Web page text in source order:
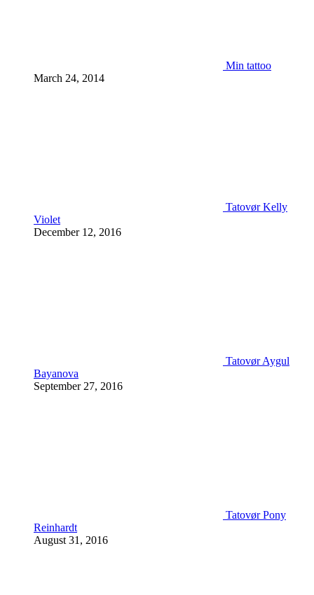
Min tattoo
March 24, 2014
Tatovør Kelly
Violet
December 12, 2016
Tatovør Aygul
Bayanova
September 27, 2016
Tatovør Pony
Reinhardt
August 31, 2016